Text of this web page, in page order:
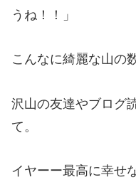
うね！！」
こんなに綺麗な山の
沢山の友達やブログ
て。
イヤーー最高に幸せ